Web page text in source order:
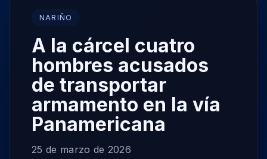
NARIÑO
A la cárcel cuatro
hombres acusados
de transportar
armamento en la vía
Panamericana
25 de marzo de 2026